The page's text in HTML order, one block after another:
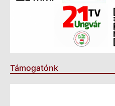
Támogatónk